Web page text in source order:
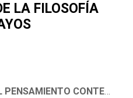
LA FILOSOFÍA
CONTEMPORÁNEO